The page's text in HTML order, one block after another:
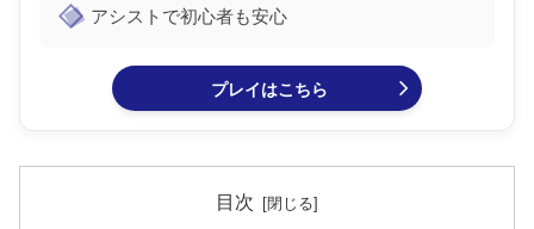
アシストで初心者も安心
プレイはこちら
目次